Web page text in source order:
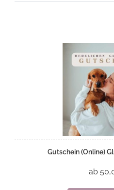
Gutschein (Online)
ab